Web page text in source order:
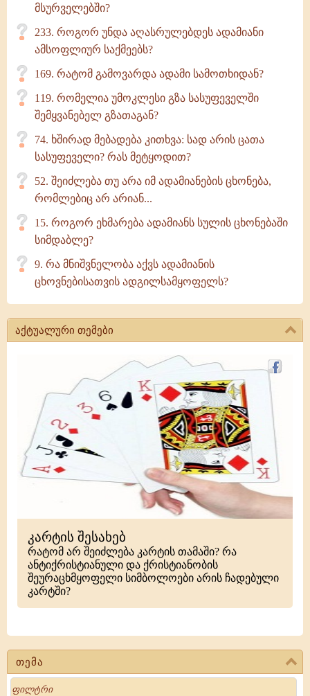
თემა
Search
მსურველებში?
233. როგორ უნდა აღასრულებდეს ადამიანი
ამსოფლიურ საქმეებს?
169. რატომ გამოვარდა ადამი სამოთხიდან?
119. რომელია უმოკლესი გზა სასუფეველში
შემყვანებელ გზათაგან?
74. ხშირად მებადება კითხვა: სად არის ცათა
სასუფეველი? რას მეტყოდით?
52. შეიძლება თუ არა იმ ადამიანების ცხონება,
რომლებიც არ არიან...
15. როგორ ეხმარება ადამიანს სულის ცხონებაში
სიმდაბლე?
9. რა მნიშვნელობა აქვს ადამიანის
ცხოვნებისათვის ადგილსამყოფელს?
აქტუალური თემები
კარტის შესახებ
რატომ არ შეიძლება კარტის თამაში? რა
ანტიქრისტიანული და ქრისტიანობის
შეურაცხმყოფელი სიმბოლოები არის ჩადებული
კარტში?